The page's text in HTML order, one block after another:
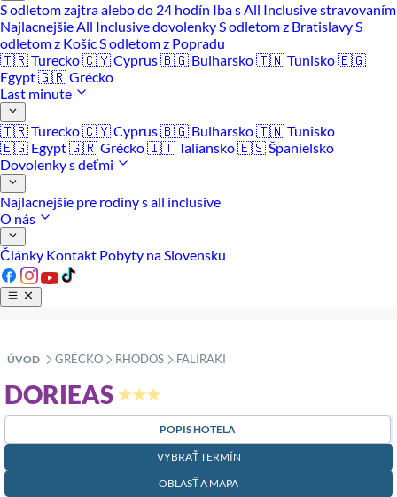
S odletom zajtra alebo do 24 hodín Iba s All Inclusive stravovaním
Najlacnejšie All Inclusive dovolenkyS odletom z BratislavyS
odletom z KošícS odletom z Popradu
🇹🇷 Turecko🇨🇾 Cyprus🇧🇬 Bulharsko🇹🇳 Tunisko🇪🇬
Egypt🇬🇷 Grécko
Last minute
🇹🇷 Turecko🇨🇾 Cyprus🇧🇬 Bulharsko🇹🇳 Tunisko
🇪🇬 Egypt🇬🇷 Grécko🇮🇹 Taliansko🇪🇸 Španielsko
Dovolenky s deťmi
Najlacnejšie pre rodiny s all inclusive
O nás
Články Kontakt Pobyty na Slovensku
ÚVOD »
GRÉCKO »
RHODOS »
FALIRAKI
DORIEAS ★★★
POPIS HOTELA
VYBRAŤ TERMÍN
OBLASŤ A MAPA